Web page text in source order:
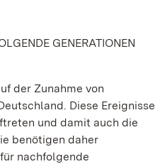
GENERATIONEN
der Zunahme von
Diese Ereignisse
und damit auch die
benötigen daher
nachfolgende